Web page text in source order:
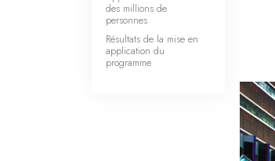
des millions de
personnes
Résultats de la mise en
application du
programme